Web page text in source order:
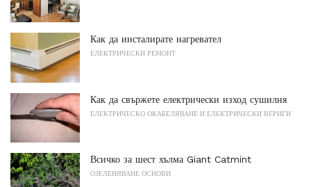
Как да инсталирате нагревател
ЕЛЕКТРИЧЕСКИ РЕМОНТ
Как да свържете електрически изход сушилня
ЕЛЕКТРИЧЕСКО ОКАБЕЛЯВАНЕ И ЕЛЕКТРИЧЕСКИ ВЕРИГИ
Всичко за шест хълма Giant Catmint
ОЗЕЛЕНЯВАНЕ ОСНОВИ